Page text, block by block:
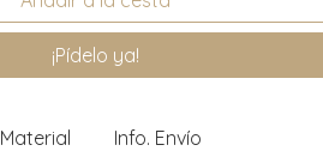
¡Pídelo ya!
Material Info. Envío